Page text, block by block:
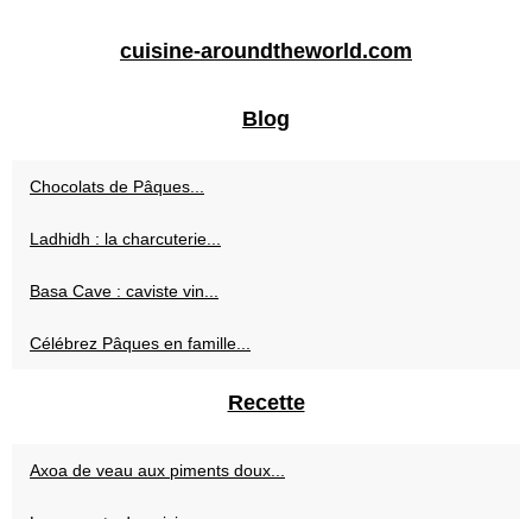
cuisine-aroundtheworld.com
Blog
Chocolats de Pâques...
Ladhidh : la charcuterie...
Basa Cave : caviste vin...
Célébrez Pâques en famille...
Recette
Axoa de veau aux piments doux...